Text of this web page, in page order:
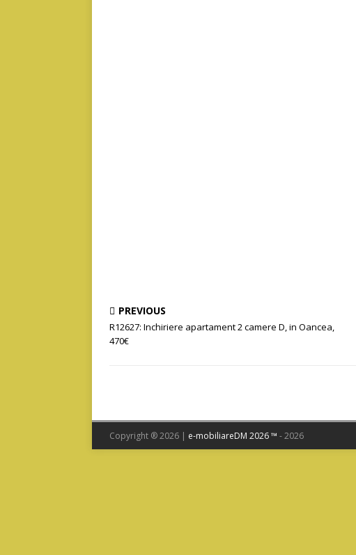
PREVIOUS
R12627: Inchiriere apartament 2 camere D, in Oancea,
470€
Copyright ® 2026 | e-mobiliareDM 2026 ™ - 2026